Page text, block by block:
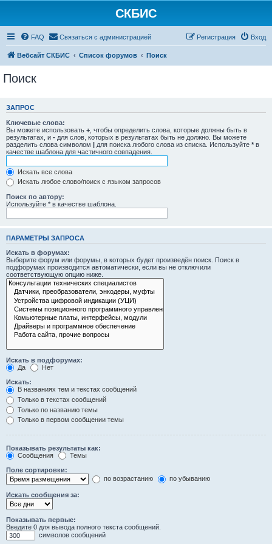
СКБИС
FAQ Связаться с администрацией Вход
Регистрация
Вебсайт СКБИС Список форумов Поиск
Поиск
ЗАПРОС
Ключевые слова:
Вы можете использовать + , чтобы определить слова, которые должны быть в
результатах, и - для слов, которых в результатах быть не должно. Вы можете
разделить слова символом | для поиска любого слова из списка. Используйте * в
качестве шаблона для частичного совпадения.
Искать все слова
Искать любое слово/поиск с языком запросов
Поиск по автору:
Используйте * в качестве шаблона.
ПАРАМЕТРЫ ЗАПРОСА
Искать в форумах:
Выберите форум или форумы, в которых будет произведён поиск. Поиск в
подфорумах производится автоматически, если вы не отключили
соответствующую опцию ниже.
Искать в подфорумах:
Да
Нет
Искать:
В названиях тем и текстах сообщений
Только в текстах сообщений
Только по названию темы
Только в первом сообщении темы
Показывать результаты как:
Сообщения
Темы
Поле сортировки:
по возрастанию
по убыванию
Искать сообщения за:
Показывать первые:
Введите 0 для вывода полного текста сообщений.
символов сообщений